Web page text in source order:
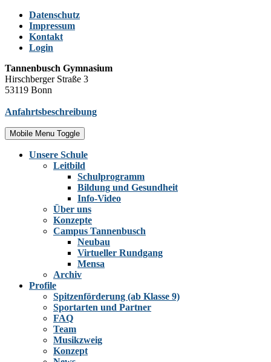
Datenschutz
Impressum
Kontakt
Login
Tannenbusch Gymnasium
Hirschberger Straße 3
53119 Bonn
Anfahrtsbeschreibung
Mobile Menu Toggle
Unsere Schule
Leitbild
Schulprogramm
Bildung und Gesundheit
Info-Video
Über uns
Konzepte
Campus Tannenbusch
Neubau
Virtueller Rundgang
Mensa
Archiv
Profile
Spitzenförderung (ab Klasse 9)
Sportarten und Partner
FAQ
Team
Musikzweig
Konzept